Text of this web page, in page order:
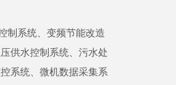
制系统、变频节能改造
供水控制系统、污水处
系统、微机数据采集系